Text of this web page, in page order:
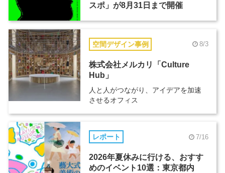
スポ」が8月31日まで開催
空間デザイン事例 8/3
株式会社メルカリ「Culture
Hub」
人と人がつながり、アイデアを加速
させるオフィス
レポート 7/16
2026年夏休みに行ける、おすす
めのイベント10選：東京都内